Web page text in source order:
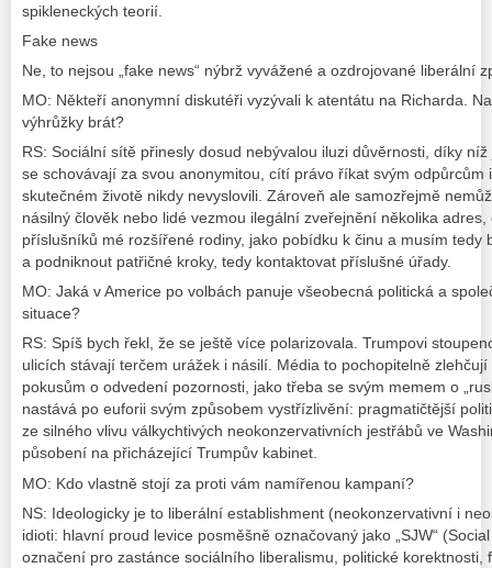
spikleneckých teorií.
Fake news
Ne, to nejsou „fake news“ nýbrž vyvážené a ozdrojované liberální
MO: Někteří anonymní diskutéři vyzývali k atentátu na Richarda.
výhrůžky brát?
RS: Sociální sítě přinesly dosud nebývalou iluzi důvěrnosti, díky
se schovávají za svou anonymitou, cítí právo říkat svým odpůrcům
skutečném životě nikdy nevyslovili. Zároveň ale samozřejmě
násilný člověk nebo lidé vezmou ilegální zveřejnění několika
příslušníků mé rozšířené rodiny, jako pobídku k činu a musím tedy
a podniknout patřičné kroky, tedy kontaktovat příslušné úřady.
MO: Jaká v Americe po volbách panuje všeobecná politická a
situace?
RS: Spíš bych řekl, že se ještě více polarizovala. Trumpovi
ulicích stávají terčem urážek i násilí. Média to pochopitelně
pokusům o odvedení pozornosti, jako třeba se svým memem o
nastává po euforii svým způsobem vystřízlivění: pragmatičtější
ze silného vlivu válkychtivých neokonzervativních jestřábů ve
působení na přicházející Trumpův kabinet.
MO: Kdo vlastně stojí za proti vám namířenou kampaní?
NS: Ideologicky je to liberální establishment (neokonzervativní i
idioti: hlavní proud levice posměšně označovaný jako „SJW“
označení pro zastánce sociálního liberalismu, politické korektnosti,